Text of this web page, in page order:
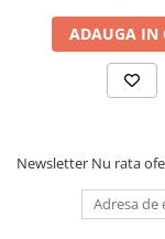
Sisteme de Ridicare
Capre
ridicare
Dulapuri, Module,
ADAUGA IN
Newsletter Nu rata